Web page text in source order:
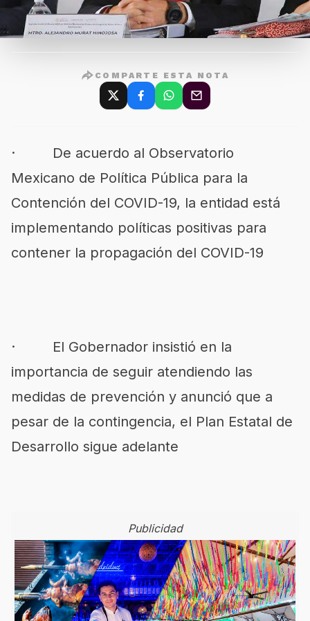
COMPARTE ESTA NOTA
· De acuerdo al Observatorio
Mexicano de Política Pública para la
Contención del COVID-19, la entidad está
implementando políticas positivas para
contener la propagación del COVID-19
· El Gobernador insistió en la
importancia de seguir atendiendo las
medidas de prevención y anunció que a
pesar de la contingencia, el Plan Estatal de
Desarrollo sigue adelante
Publicidad